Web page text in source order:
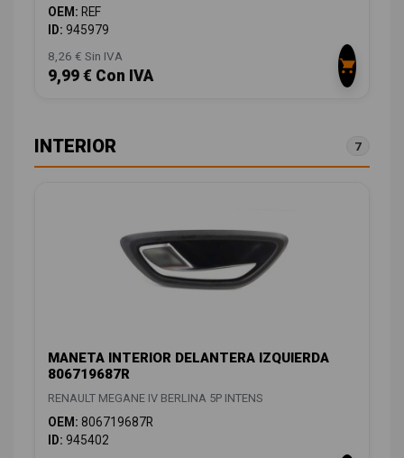
OEM: REF
ID: 945979
8,26 € Sin IVA
9,99 € Con IVA
INTERIOR 7
MANETA INTERIOR DELANTERA IZQUIERDA
806719687R
RENAULT MEGANE IV BERLINA 5P INTENS
OEM: 806719687R
ID: 945402